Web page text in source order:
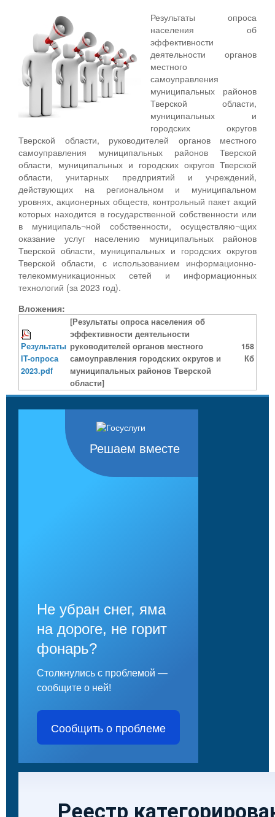
Результаты опроса
населения об
эффективности
деятельности органов
местного
самоуправления
муниципальных районов
Тверской области,
муниципальных и
городских округов
Тверской области, руководителей органов местного
самоуправления муниципальных районов Тверской
области, муниципальных и городских округов Тверской
области, унитарных предприятий и учреждений,
действующих на региональном и муниципальном
уровнях, акционерных обществ, контрольный пакет акций
которых находится в государственной собственности или
в муниципаль¬ной собственности, осуществляю¬щих
оказание услуг населению муниципальных районов
Тверской области, муниципальных и городских округов
Тверской области, с использованием информационно-
телекоммуникационных сетей и информационных
технологий (за 2023 год).
Вложения:
Результаты
IT-опроса
2023.pdf
[Результаты опроса населения об
эффективности деятельности
руководителей органов местного
самоуправления городских округов и
муниципальных районов Тверской
области]
158
Кб
Решаем вместе
Не убран снег, яма
на дороге, не горит
фонарь?
Столкнулись с проблемой —
сообщите о ней!
Сообщить о проблеме